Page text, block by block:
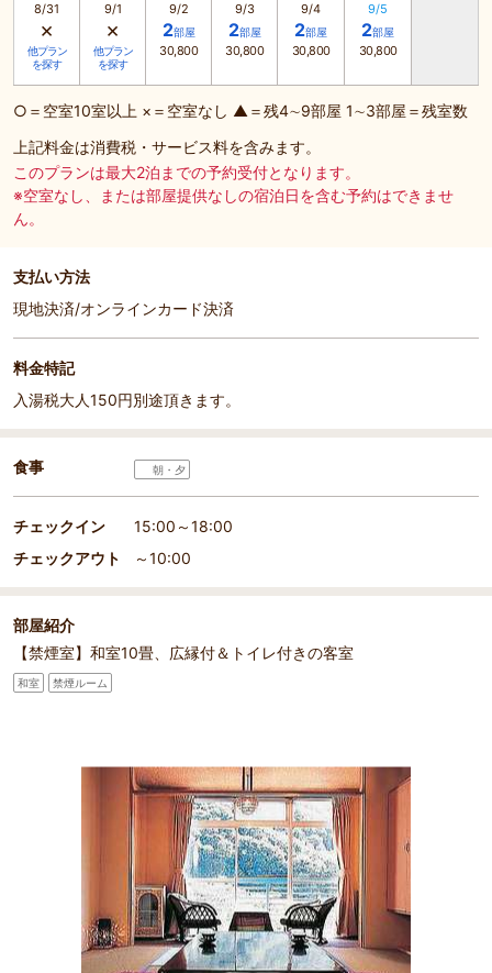
8/31
×
他プラン
を探す
9/1
×
他プラン
を探す
9/2
2部屋
30,800
9/3
2部屋
30,800
9/4
2部屋
30,800
9/5
2部屋
30,800
○＝空室10室以上 ×＝空室なし ▲＝残4∼9部屋 1∼3部屋＝残室数
上記料金は消費税・サービス料を含みます。
このプランは最大2泊までの予約受付となります。
※空室なし、または部屋提供なしの宿泊日を含む予約はできませ
ん。
支払い方法
現地決済/オンラインカード決済
料金特記
入湯税大人150円別途頂きます。
食事 朝・夕
チェックイン
15:00～18:00
チェックアウト
～10:00
部屋紹介
【禁煙室】和室10畳、広縁付＆トイレ付きの客室
和室 禁煙ルーム